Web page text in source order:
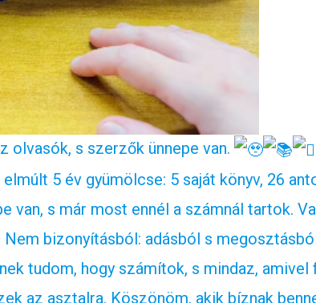
olvasók, s szerzők ünnepe van.
5 év gyümölcse: 5 saját könyv, 26
s már most ennél a számnál tartok.
bizonyításból: adásból s
tudom, hogy számítok, s mindaz,
az asztalra. Köszönöm, akik bíznak